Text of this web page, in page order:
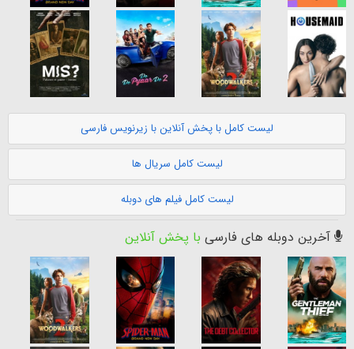
لیست کامل با پخش آنلاین با زیرنویس فارسی
لیست کامل سریال ها
لیست کامل فیلم های دوبله
آخرین دوبله های فارسی با پخش آنلاین